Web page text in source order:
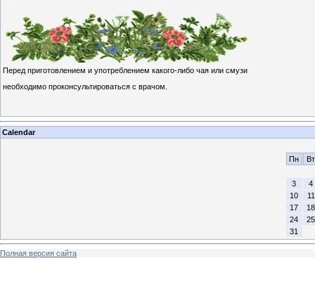
Перед приготовлением и употреблением какого-либо чая или смузи
необходимо проконсультироваться с врачом.
Calendar
Пн
Вт
3
4
10
11
17
18
24
25
31
Полная версия сайта